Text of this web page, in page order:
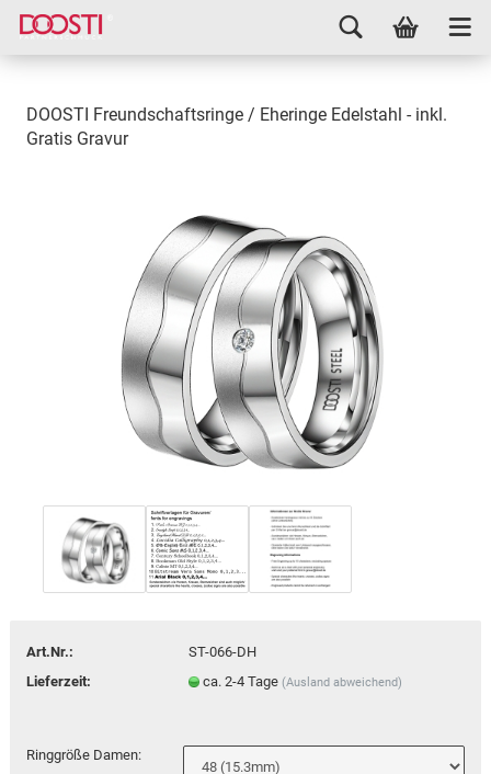
DOOSTI Freundschaftsringe / Eheringe Edelstahl - inkl.
Gratis Gravur
Art.Nr.:
ST-066-DH
Lieferzeit:
ca. 2-4 Tage(Ausland abweichend)
Ringgröße Damen: